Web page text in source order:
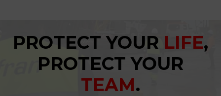
PROTECT YOUR LIFE,
PROTECT YOUR
TEAM.